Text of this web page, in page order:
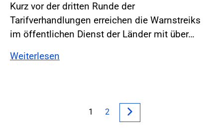
Kurz vor der dritten Runde der
Tarifverhandlungen erreichen die Warnstreiks
im öffentlichen Dienst der Länder mit über…
Weiterlesen
1 2